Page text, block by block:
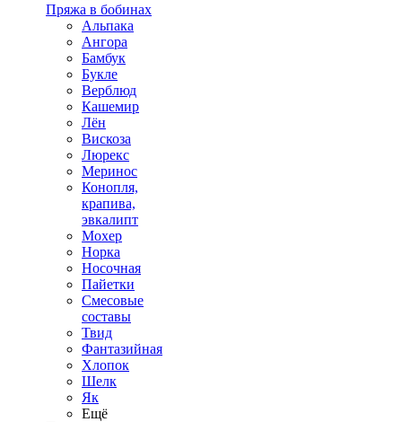
Пряжа в бобинах
Альпака
Ангора
Бамбук
Букле
Верблюд
Кашемир
Лён
Вискоза
Люрекс
Меринос
Конопля,
крапива,
эвкалипт
Мохер
Норка
Носочная
Пайетки
Смесовые
составы
Твид
Фантазийная
Хлопок
Шелк
Як
Ещё